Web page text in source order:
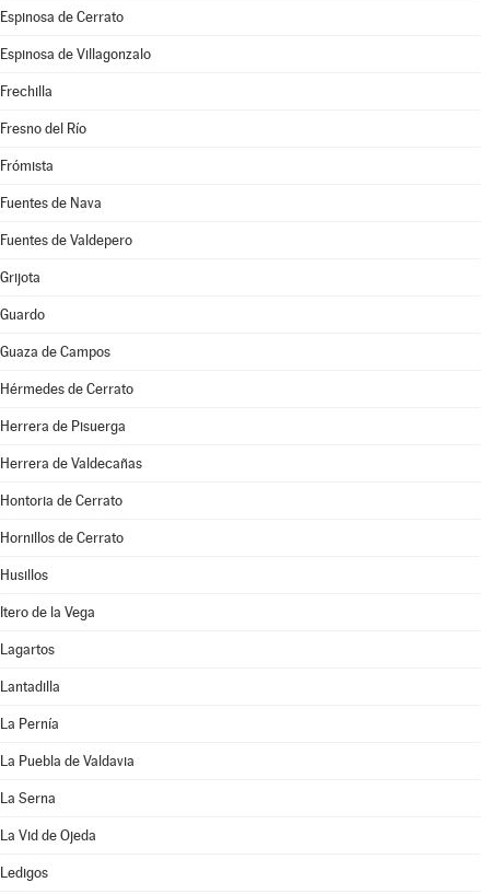
Espinosa de Cerrato
Espinosa de Villagonzalo
Frechilla
Fresno del Río
Frómista
Fuentes de Nava
Fuentes de Valdepero
Grijota
Guardo
Guaza de Campos
Hérmedes de Cerrato
Herrera de Pisuerga
Herrera de Valdecañas
Hontoria de Cerrato
Hornillos de Cerrato
Husillos
Itero de la Vega
Lagartos
Lantadilla
La Pernía
La Puebla de Valdavia
La Serna
La Vid de Ojeda
Ledigos